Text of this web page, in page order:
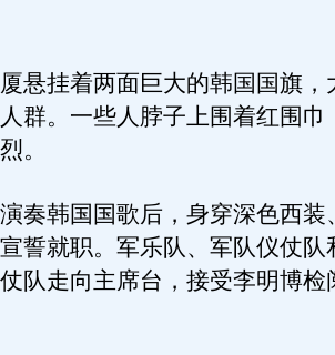
挂着两面巨大的韩国国旗，
群。一些人脖子上围着红围巾
。
韩国国歌后，身穿深色西装
誓就职。军乐队、军队仪仗队
队走向主席台，接受李明博检